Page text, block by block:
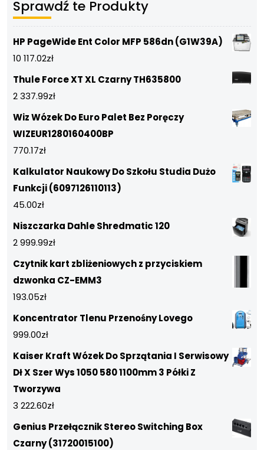
Sprawdź te Produkty
HP PageWide Ent Color MFP 586dn (G1W39A)
10 117.02zł
Thule Force XT XL Czarny TH635800
2 337.99zł
Wiz Wózek Do Euro Palet Bez Poręczy
WIZEUR1280160400BP
770.17zł
Kalkulator Naukowy Do Szkołu Studia Dużo
Funkcji (6097126110113)
45.00zł
Niszczarka Dahle Shredmatic 120
2 999.99zł
Czytnik kart zbliżeniowych z przyciskiem
dzwonka CZ-EMM3
193.05zł
Koncentrator Tlenu Przenośny Lovego
999.00zł
Kaiser Kraft Wózek Do Sprzątania I Serwisowy
Dł X Szer Wys 1050 580 1100mm 3 Półki Z
Tworzywa
3 222.60zł
Genius Przełącznik Stereo Switching Box
Czarny (31720015100)